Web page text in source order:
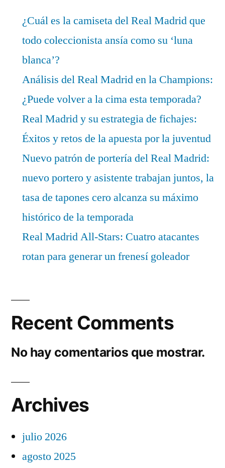
¿Cuál es la camiseta del Real Madrid que
todo coleccionista ansía como su ‘luna
blanca’?
Análisis del Real Madrid en la Champions:
¿Puede volver a la cima esta temporada?
Real Madrid y su estrategia de fichajes:
Éxitos y retos de la apuesta por la juventud
Nuevo patrón de portería del Real Madrid:
nuevo portero y asistente trabajan juntos, la
tasa de tapones cero alcanza su máximo
histórico de la temporada
Real Madrid All-Stars: Cuatro atacantes
rotan para generar un frenesí goleador
Recent Comments
No hay comentarios que mostrar.
Archives
julio 2026
agosto 2025